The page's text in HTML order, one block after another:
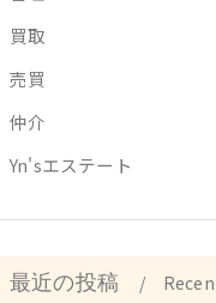
買取
売買
仲介
Yn'sエステート
最近の投稿